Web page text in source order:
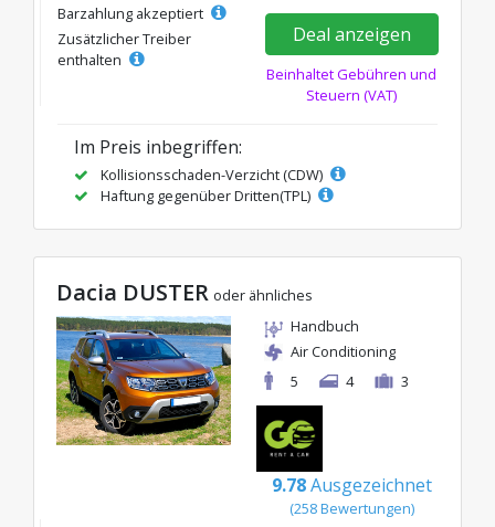
Barzahlung akzeptiert
Zusätzlicher Treiber
enthalten
Deal anzeigen
Beinhaltet Gebühren und
Steuern (VAT)
Im Preis inbegriffen:
Kollisionsschaden-Verzicht (CDW)
Haftung gegenüber Dritten(TPL)
Dacia DUSTER oder ähnliches
Handbuch
Air Conditioning
5
4 3
9.78 Ausgezeichnet
(258 Bewertungen)